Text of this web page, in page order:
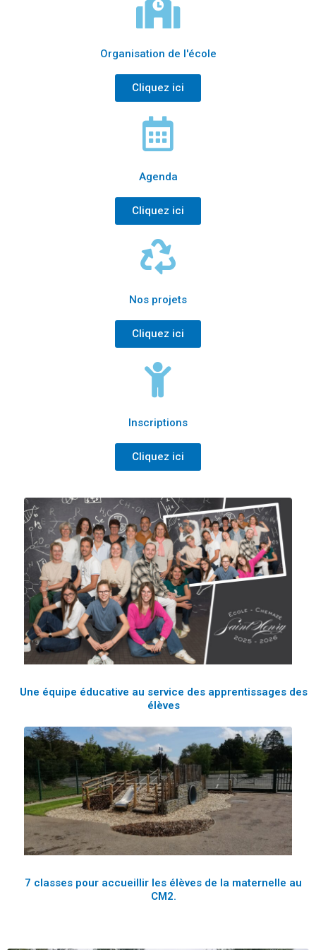
Organisation de l'école
Cliquez ici
Agenda
Cliquez ici
Nos projets
Cliquez ici
Inscriptions
Cliquez ici
Une équipe éducative au service des apprentissages des
élèves
7 classes pour accueillir les élèves de la maternelle au
CM2.